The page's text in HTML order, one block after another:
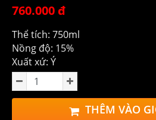
760.000 đ
Thể tích: 750ml
Nồng độ: 15%
Xuất xứ: Ý
THÊM VÀO